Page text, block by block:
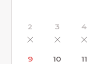
2
×
3
×
4
×
9 10 11